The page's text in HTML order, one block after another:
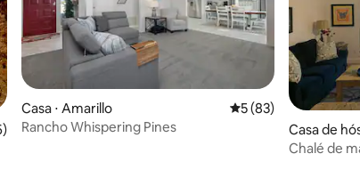
avaliação média de 5, 16 avaliações
Casa ⋅ Amarillo 5 de uma avaliação
5 (83)
Rancho Whispering Pines
Casa de
Chalé de